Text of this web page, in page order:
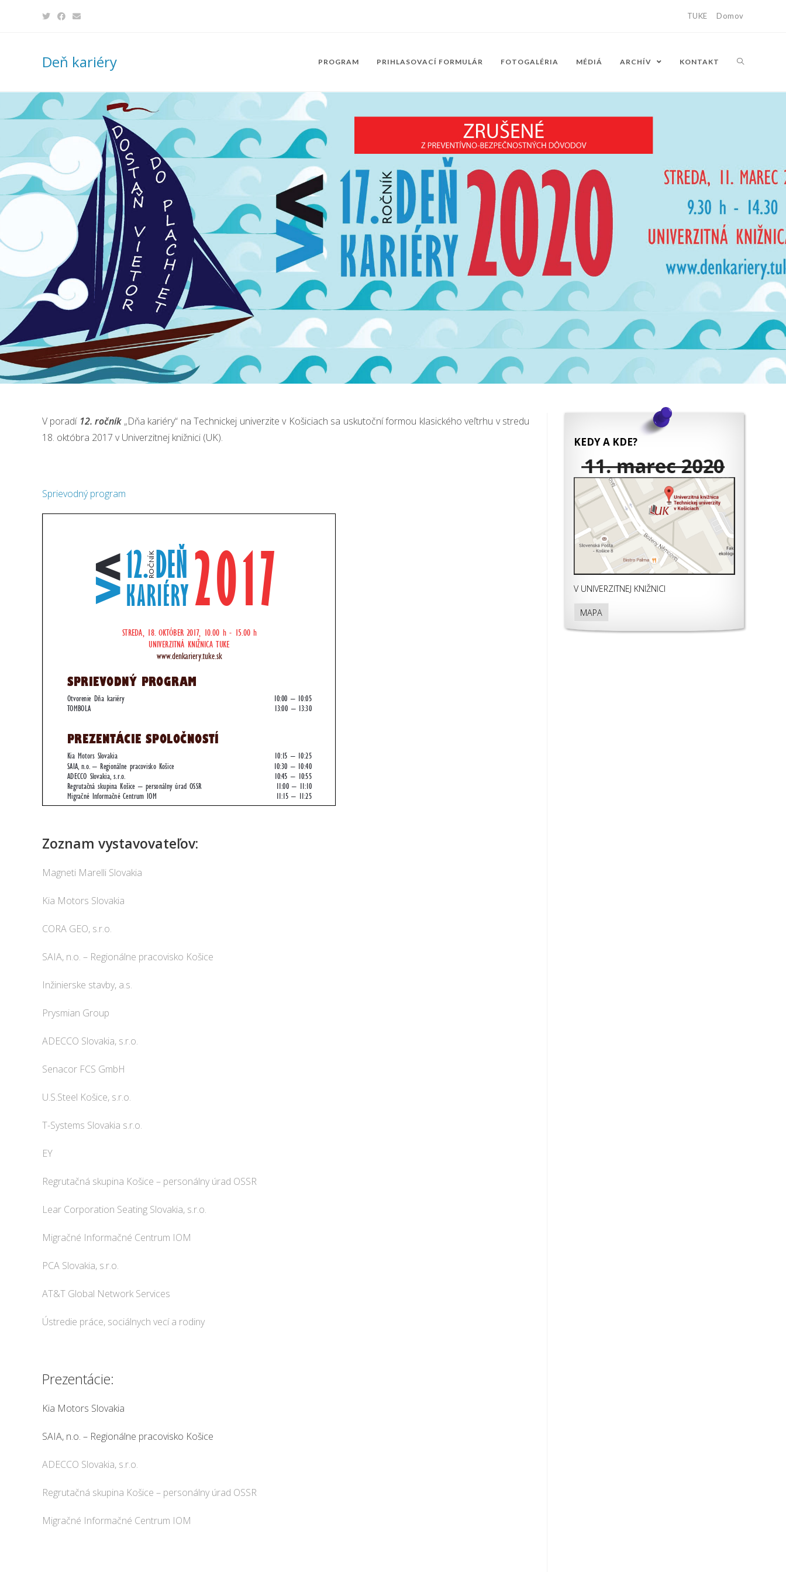
TUKE Domov
Deň kariéry PROGRAM PRIHLASOVACÍ FORMULÁR FOTOGALÉRIA MÉDIÁ ARCHÍV KONTAKT
V poradí 12. ročník„Dňa kariéry“ na Technickej univerzite v Košiciach sa uskutoční formou klasického veľtrhu v stredu
18. októbra 2017 v Univerzitnej knižnici (UK).
Sprievodný program
Zoznam vystavovateľov:
Magneti Marelli Slovakia
Kia Motors Slovakia
CORA GEO, s.r.o.
SAIA, n.o. – Regionálne pracovisko Košice
Inžinierske stavby, a.s.
Prysmian Group
ADECCO Slovakia, s.r.o.
Senacor FCS GmbH
U.S.Steel Košice, s.r.o.
T-Systems Slovakia s.r.o.
EY
Regrutačná skupina Košice – personálny úrad OSSR
Lear Corporation Seating Slovakia, s.r.o.
Migračné Informačné Centrum IOM
PCA Slovakia, s.r.o.
AT&T Global Network Services
Ústredie práce, sociálnych vecí a rodiny
Prezentácie:
Kia Motors Slovakia
SAIA, n.o. – Regionálne pracovisko Košice
ADECCO Slovakia, s.r.o.
Regrutačná skupina Košice – personálny úrad OSSR
Migračné Informačné Centrum IOM
KEDY A KDE?
V UNIVERZITNEJ KNIŽNICI
MAPA